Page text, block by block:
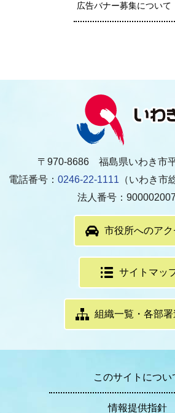
広告バナー募集について
〒970-8686 福島県いわき市
電話番号： 0246-22-1111 （いわき市
法人番号：
市役所へのアク
サイトマッ
組織一覧・各部
このサイトについ
情報提供指針